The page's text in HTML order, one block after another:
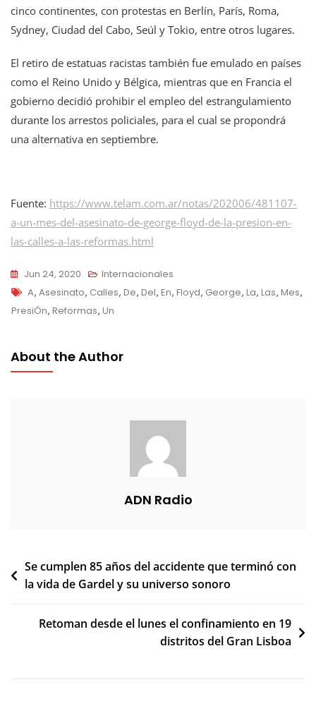
cinco continentes, con protestas en Berlín, París, Roma,
Sydney, Ciudad del Cabo, Seúl y Tokio, entre otros lugares.
El retiro de estatuas racistas también fue emulado en países
como el Reino Unido y Bélgica, mientras que en Francia el
gobierno decidió prohibir el empleo del estrangulamiento
durante los arrestos policiales, para el cual se propondrá
una alternativa en septiembre.
Fuente: https://www.telam.com.ar/notas/202006/481107-
a-un-mes-del-asesinato-de-george-floyd-de-la-presion-en-
las-calles-a-las-reformas.html
Jun 24, 2020
Internacionales
Tags
A, Asesinato, Calles, De, Del, En, Floyd, George, La, Las, Mes,
PresiÓn, Reformas, Un
About the Author
ADN Radio
Navegación
de
Se cumplen 85 años del accidente que terminó con
la vida de Gardel y su universo sonoro
Retoman desde el lunes el confinamiento en 19
distritos del Gran Lisboa